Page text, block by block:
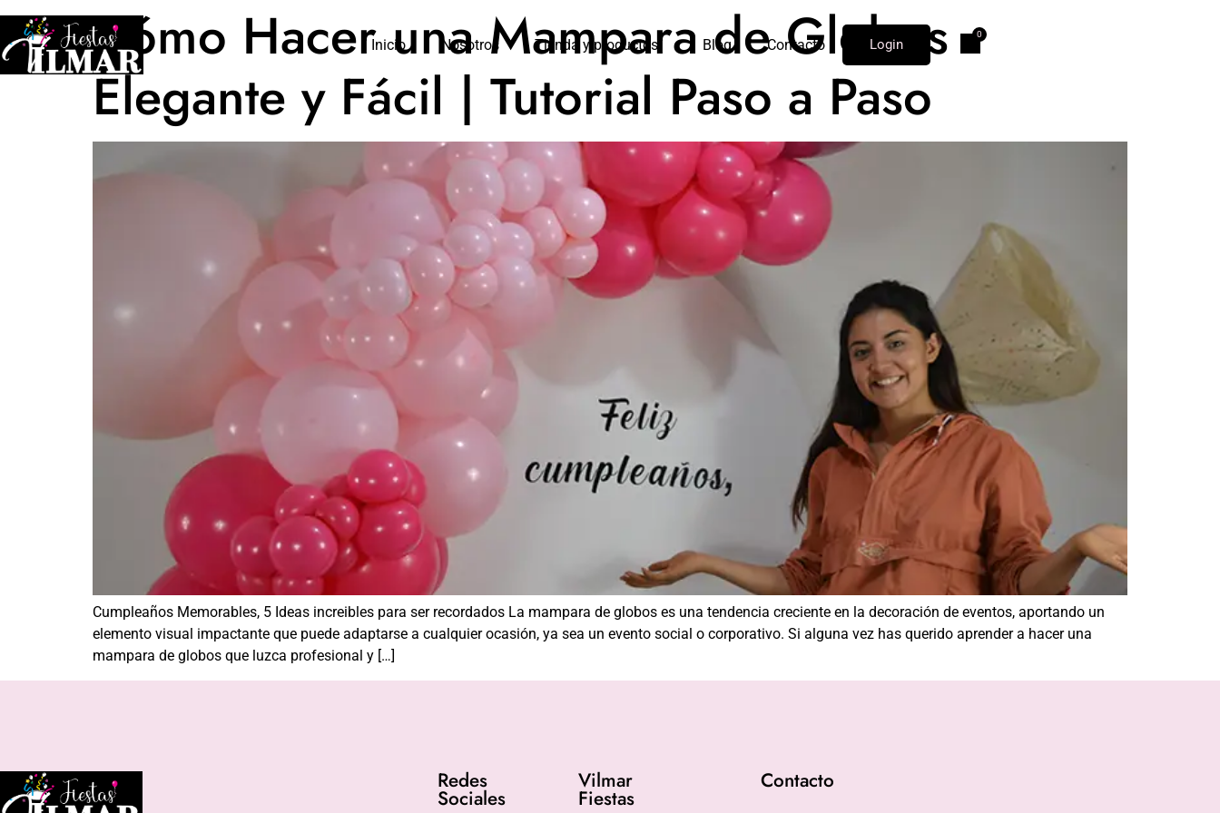
Inicio Nosotros Tienda y productos Blog Contacto Login
Cómo Hacer una Mampara de Globos
Elegante y Fácil | Tutorial Paso a Paso
Cumpleaños Memorables, 5 Ideas increibles para ser recordados La mampara de globos es una tendencia creciente en la decoración de eventos, aportando un
elemento visual impactante que puede adaptarse a cualquier ocasión, ya sea un evento social o corporativo. Si alguna vez has querido aprender a hacer una
mampara de globos que luzca profesional y […]
Redes
Sociales
Vilmar
Fiestas
Contacto